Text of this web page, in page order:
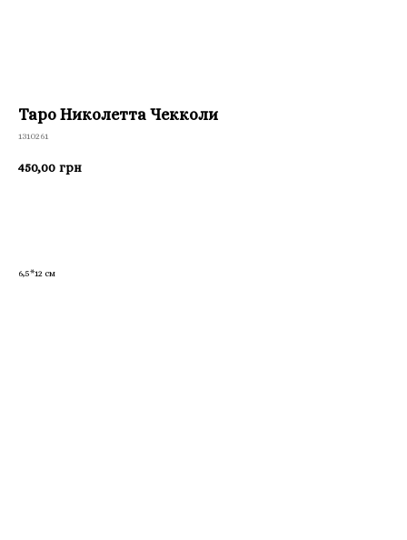
Таро Николетта Чекколи
1310261
450,00 грн
6,5*12 см